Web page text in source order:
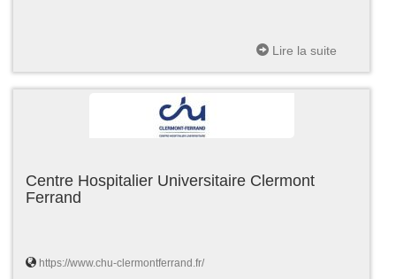
Lire la suite
Centre Hospitalier Universitaire Clermont
Ferrand
https://www.chu-clermontferrand.fr/